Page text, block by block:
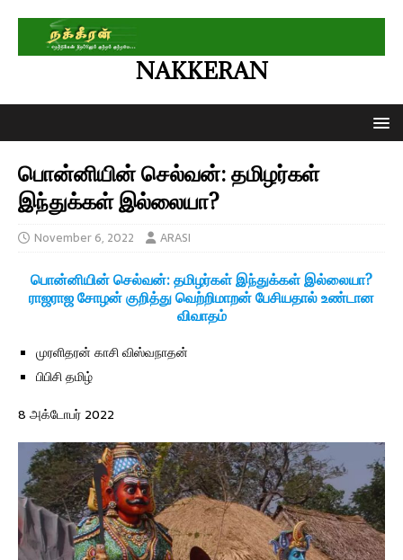
NAKKERAN
பொன்னியின் செல்வன்: தமிழர்கள்
இந்துக்கள் இல்லையா?
November 6, 2022 ARASI
பொன்னியின் செல்வன்: தமிழர்கள் இந்துக்கள் இல்லையா?
ராஜராஜ சோழன் குறித்து வெற்றிமாறன் பேசியதால் உண்டான
விவாதம்
முரளிதரன் காசி விஸ்வநாதன்
பிபிசி தமிழ்
8 அக்டோபர் 2022